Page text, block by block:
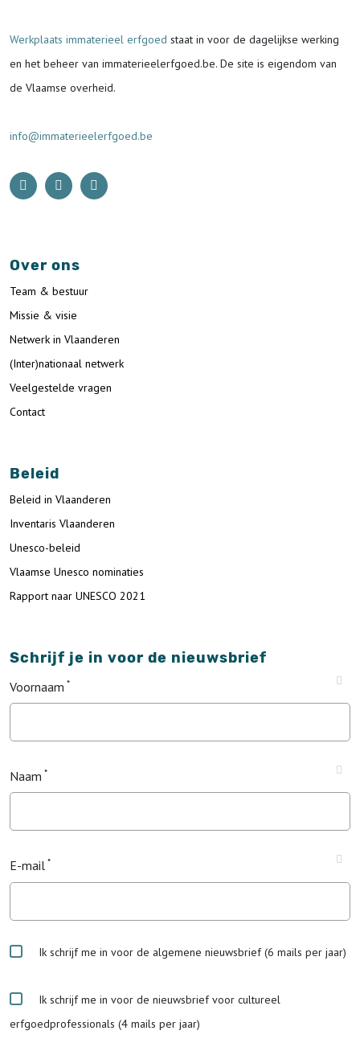
Werkplaats immaterieel erfgoed staat in voor de dagelijkse werking
en het beheer van immaterieelerfgoed.be. De site is eigendom van
de Vlaamse overheid.
info@immaterieelerfgoed.be
Over ons
Team & bestuur
Missie & visie
Netwerk in Vlaanderen
(Inter)nationaal netwerk
Veelgestelde vragen
Contact
Beleid
Beleid in Vlaanderen
Inventaris Vlaanderen
Unesco-beleid
Vlaamse Unesco nominaties
Rapport naar UNESCO 2021
Schrijf je in voor de nieuwsbrief
Voornaam
Naam
E-mail
Ik schrijf me in voor de algemene nieuwsbrief (6 mails per jaar)
Ik schrijf me in voor de nieuwsbrief voor cultureel
erfgoedprofessionals (4 mails per jaar)